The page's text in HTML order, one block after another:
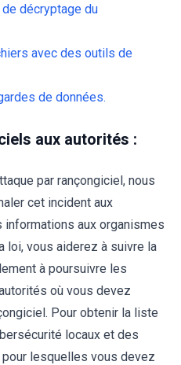
décryptage du
avec des outils de
de données.
aux autorités :
par rançongiciel, nous
cet incident aux
aux organismes
loi, vous aiderez à suivre la
à poursuivre les
où vous devez
Pour obtenir la liste
locaux et des
lesquelles vous devez